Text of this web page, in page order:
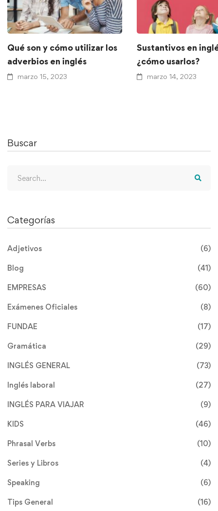
Qué son y cómo utilizar los
adverbios en inglés
marzo 15, 2023
Sustantivos en
¿cómo usarlos?
marzo 14, 2023
Buscar
Categorías
Adjetivos (6)
Blog (41)
EMPRESAS (60)
Exámenes Oficiales (8)
FUNDAE (17)
Gramática (29)
INGLÉS GENERAL (73)
Inglés laboral (27)
INGLÉS PARA VIAJAR (9)
KIDS (46)
Phrasal Verbs (10)
Series y Libros (4)
Speaking (6)
Tips General (16)